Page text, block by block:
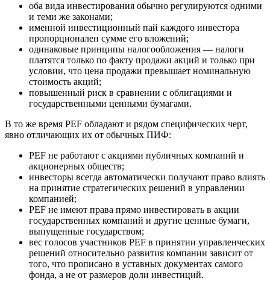
оба вида инвестирования обычно регулируются одними
и теми же законами;
именной инвестиционный пай каждого инвестора
пропорционален сумме его вложений;
одинаковые принципы налогообложения — налоги
платятся только по факту продажи акций и только при
условии, что цена продажи превышает номинальную
стоимость акций;
повышенный риск в сравнении с облигациями и
государственными ценными бумагами.
В то же время PEF обладают и рядом специфических черт,
явно отличающих их от обычных ПИФ:
PEF не работают с акциями публичных компаний и
акционерных обществ;
инвесторы всегда автоматически получают право влиять
на принятие стратегических решений в управлении
компанией;
PEF не имеют права прямо инвестировать в акции
государственных компаний и другие ценные бумаги,
выпущенные государством;
вес голосов участников PEF в принятии управленческих
решений относительно развития компании зависит от
того, что прописано в уставных документах самого
фонда, а не от размеров доли инвестиций.